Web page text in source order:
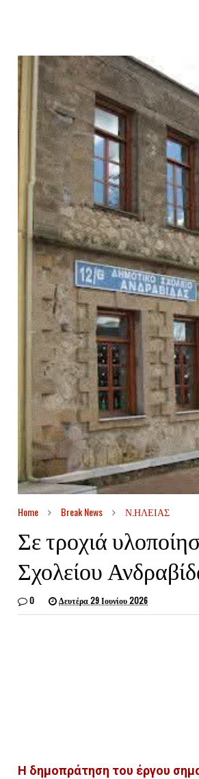
Home Break News Ν.ΗΛΕΙΑΣ
Σε τροχιά
Σχολείου
0 Δευτέρα 29 Ιουνίου 2026
Η δημοπράτηση του έργου